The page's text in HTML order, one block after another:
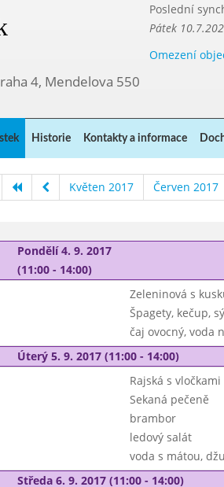
Poslední
Pátek
Omezení
4, Mendelova 550
Historie Kontakty a informace
Květen 2017 Červen 2017
Pondělí 4. 9. 2017
(11:00 - 14:00)
Zeleninová s
Špagety, kečup,
čaj ovocný, voda
Úterý 5. 9. 2017 (11:00 - 14:00)
Rajská s vločkami
Sekaná pečeně
brambor
ledový salát
voda s mátou,
Středa 6. 9. 2017 (11:00 - 14:00)